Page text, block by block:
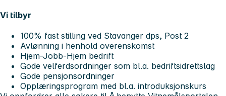
Vi tilbyr
100% fast stilling ved Stavanger dps, Post 2
Avlønning i henhold overenskomst
Hjem-Jobb-Hjem bedrift
Gode velferdsordninger som bl.a. bedriftsidrettslag
Gode pensjonsordninger
Opplæringsprogram med bl.a. introduksjonskurs